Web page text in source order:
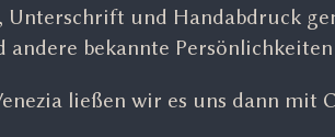
Unterschrift und Handabdruck
andere bekannte
ließen wir es uns dann mit